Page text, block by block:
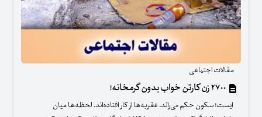
مقالات اجتماعی
ایست! سکون حکم می‌راند. عقربه‌ها از کار افتاده‌اند. لحظه‌ها میان